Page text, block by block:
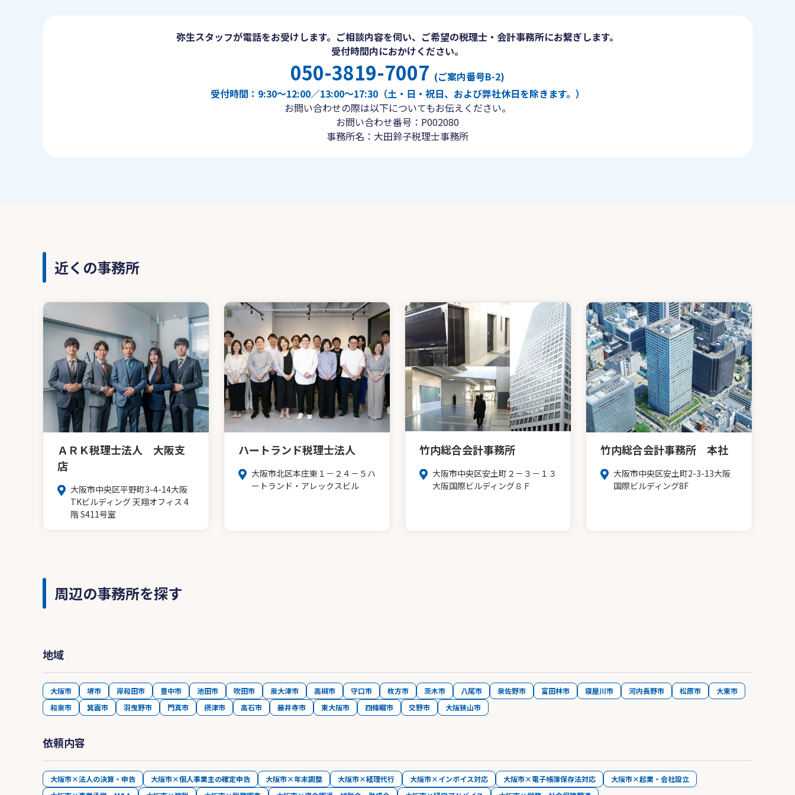
弥生スタッフが電話をお受けします。ご相談内容を伺い、ご希望の税理士・会計事務所にお繋ぎします。
受付時間内におかけください。
050-3819-7007 (ご案内番号B-2)
受付時間：9:30〜12:00／13:00〜17:30（土・日・祝日、および弊社休日を除きます。）
お問い合わせの際は以下についてもお伝えください。
お問い合わせ番号：P002080
事務所名：大田鈴子税理士事務所
近くの事務所
ＡＲＫ税理士法人 大阪支
店
大阪市中央区平野町3-4-14大阪
TKビルディング 天翔オフィス 4
階 S411号室
ハートランド税理士法人
大阪市北区本庄東１－２４－５ハ
ートランド・アレックスビル
竹内総合会計事務所
大阪市中央区安土町２－３－１３
大阪国際ビルディング８Ｆ
竹内総合会計事務所 本社
大阪市中央区安土町2-3-13大阪
国際ビルディング8F
周辺の事務所を探す
地域
大阪市 堺市 岸和田市 豊中市 池田市 吹田市 泉大津市 高槻市 守口市 枚方市 茨木市 八尾市 泉佐野市 富田林市 寝屋川市 河内長野市 松原市
大東市
和泉市
箕面市 羽曳野市 門真市 摂津市 高石市 藤井寺市 東大阪市 四條畷市 交野市 大阪狭山市
依頼内容
大阪市×法人の決算・申告 大阪市×個人事業主の確定申告 大阪市×年末調整 大阪市×経理代行 大阪市×インボイス対応 大阪市×電子帳簿保存法対応
大阪市×起業・会社設立